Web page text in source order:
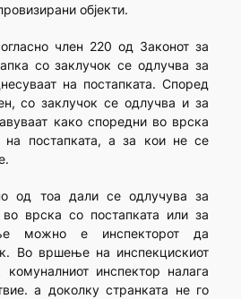
објекти.
член 220 од Законот за
со заклучок се одлучва за
на постапката. Според
со заклучок се одлучва и за
како споредни во врска
на постапката, а за кои не се
од тоа дали се одлучува за
врска со постапката или за
можно е инспекторот да
Во вршење на инспекцискиот
инспектор налага
а доколку странката не го